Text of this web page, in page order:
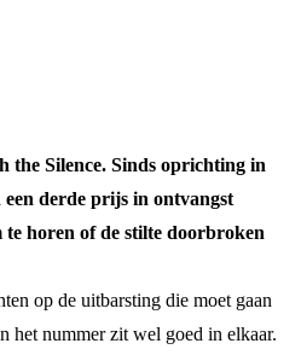
the Silence. Sinds oprichting in
derde prijs in ontvangst
horen of de stilte doorbroken
op de uitbarsting die moet gaan
het nummer zit wel goed in elkaar.